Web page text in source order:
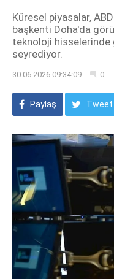
Küresel piyasalar,
başkenti Doha'da
teknoloji
seyrediyor.
30.06.2026 09:34:09 0
Paylaş Tweet